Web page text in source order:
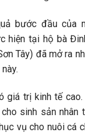
bước đầu của
hiện tại hộ bà
Tây) đã mở ra
giá trị kinh tế cao.
sinh sản nhân
vụ cho nuôi cá